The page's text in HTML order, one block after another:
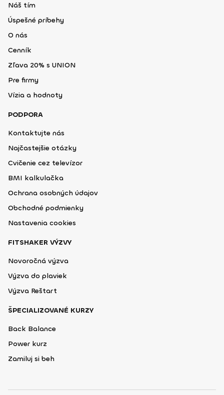
Náš tím
Úspešné príbehy
O nás
Cenník
Zľava 20% s UNION
Pre firmy
Vízia a hodnoty
PODPORA
Kontaktujte nás
Najčastejšie otázky
Cvičenie cez televízor
BMI kalkulačka
Ochrana osobných údajov
Obchodné podmienky
Nastavenia cookies
FITSHAKER VÝZVY
Novoročná výzva
Výzva do plaviek
Výzva Reštart
ŠPECIALIZOVANÉ KURZY
Back Balance
Power kurz
Zamiluj si beh